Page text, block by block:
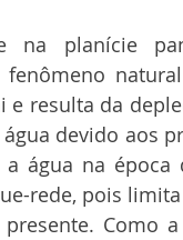
na planície
resulta da
devido aos
água na época
rede, pois limita
Como